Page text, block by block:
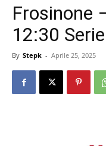
Frosinone
12:30
By Stepk - Aprile 25, 2025